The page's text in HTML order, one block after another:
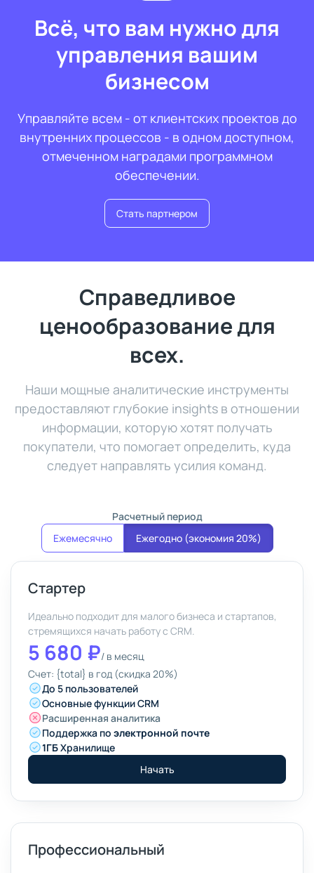
Всё, что вам нужно для
управления вашим
бизнесом
Управляйте всем - от клиентских проектов до
внутренних процессов - в одном доступном,
отмеченном наградами программном
обеспечении.
Стать партнером
Справедливое
ценообразование для
всех.
Наши мощные аналитические инструменты
предоставляют глубокие insights в отношении
информации, которую хотят получать
покупатели, что помогает определить, куда
следует направлять усилия команд.
Расчетный период
Ежемесячно
Ежегодно (экономия 20%)
Стартер
Идеально подходит для малого бизнеса и стартапов,
стремящихся начать работу с CRM.
5 680 ₽/ в месяц
Счет: {total} в год (скидка 20%)
До 5 пользователей
Основные функции CRM
Расширенная аналитика
Поддержка по электронной почте
1ГБХранилище
Начать
Профессиональный